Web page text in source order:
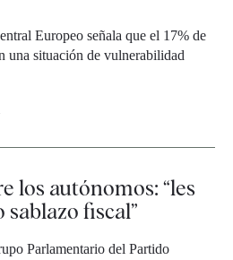
Europeo señala que el 17% de
una situación de vulnerabilidad
los autónomos: “les
fiscal”
Parlamentario del Partido